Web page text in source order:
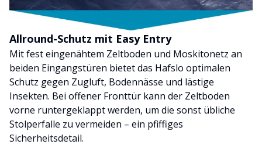
Allround-Schutz mit Easy Entry
Mit fest eingenähtem Zeltboden und Moskitonetz an
beiden Eingangstüren bietet das Hafslo optimalen
Schutz gegen Zugluft, Bodennässe und lästige
Insekten. Bei offener Fronttür kann der Zeltboden
vorne runtergeklappt werden, um die sonst übliche
Stolperfalle zu vermeiden – ein pfiffiges
Sicherheitsdetail.